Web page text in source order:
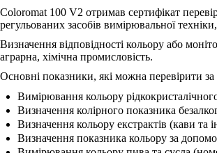
Coloromat 100 V2 отримав сертифікат
регульованих засобів вимірювальної
Визначення відповідності кольору або
аграрна, хімічна промисловість.
Основні показники, які можна перевірити
Вимірювання кольору
Визначення колірного показника
Визначення кольору екстрактів (кави та
Визначення показника кольору за